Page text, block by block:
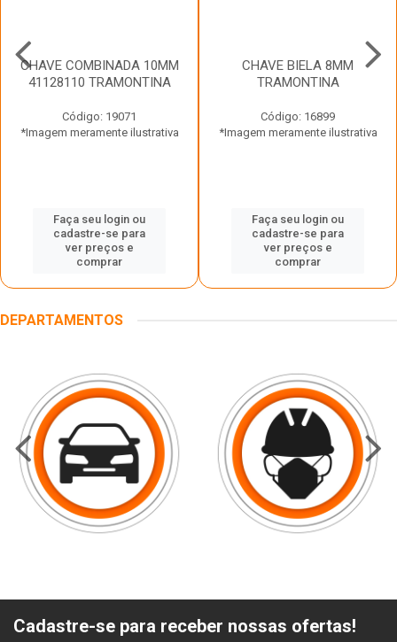
CHAVE COMBINADA 10MM
41128110 TRAMONTINA
Código: 19071
*Imagem meramente ilustrativa
Faça seu login ou
cadastre-se para
ver preços e
comprar
CHAVE BIELA 8MM
TRAMONTINA
Código: 16899
*Imagem meramente ilustrativa
Faça seu login ou
cadastre-se para
ver preços e
comprar
DEPARTAMENTOS
Cadastre-se para receber nossas ofertas!